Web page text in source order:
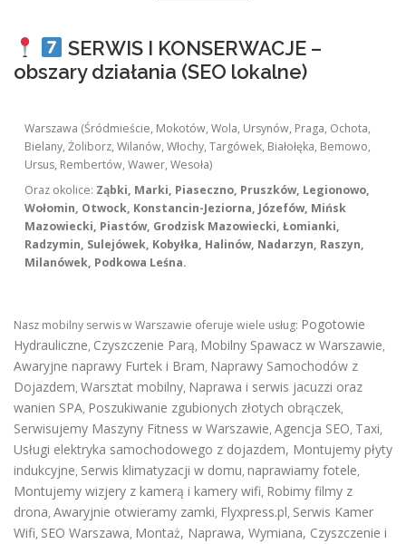
SERWIS I KONSERWACJE –
obszary działania (SEO lokalne)
Warszawa (Śródmieście, Mokotów, Wola, Ursynów, Praga, Ochota,
Bielany, Żoliborz, Wilanów, Włochy, Targówek, Białołęka, Bemowo,
Ursus, Rembertów, Wawer, Wesoła)
Oraz okolice: Ząbki, Marki, Piaseczno, Pruszków, Legionowo,
Wołomin, Otwock, Konstancin-Jeziorna, Józefów, Mińsk
Mazowiecki, Piastów, Grodzisk Mazowiecki, Łomianki,
Radzymin, Sulejówek, Kobyłka, Halinów, Nadarzyn, Raszyn,
Milanówek, Podkowa Leśna.
Nasz mobilny serwis w Warszawie oferuje wiele usług: Pogotowie
Hydrauliczne, Czyszczenie Parą, Mobilny Spawacz w Warszawie,
Awaryjne naprawy Furtek i Bram, Naprawy Samochodów z
Dojazdem, Warsztat mobilny, Naprawa i serwis jacuzzi oraz
wanien SPA, Poszukiwanie zgubionych złotych obrączek,
Serwisujemy Maszyny Fitness w Warszawie, Agencja SEO, Taxi,
Usługi elektryka samochodowego z dojazdem, Montujemy płyty
indukcyjne, Serwis klimatyzacji w domu, naprawiamy fotele,
Montujemy wizjery z kamerą i kamery wifi, Robimy filmy z
drona, Awaryjnie otwieramy zamki, Flyxpress.pl, Serwis Kamer
Wifi, SEO Warszawa, Montaż, Naprawa, Wymiana, Czyszczenie i